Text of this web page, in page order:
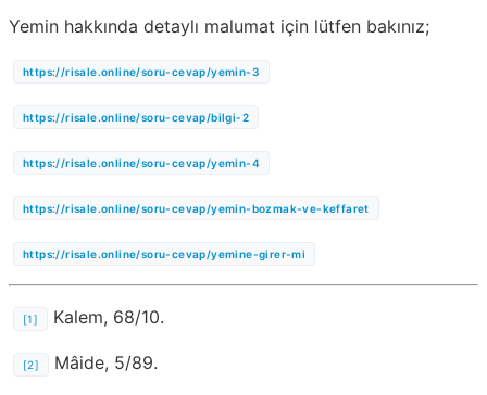
Yemin hakkında detaylı malumat için lütfen bakınız;
https://risale.online/soru-cevap/yemin-3
https://risale.online/soru-cevap/bilgi-2
https://risale.online/soru-cevap/yemin-4
https://risale.online/soru-cevap/yemin-bozmak-ve-keffaret
https://risale.online/soru-cevap/yemine-girer-mi
[1] Kalem, 68/10.
[2] Mâide, 5/89.